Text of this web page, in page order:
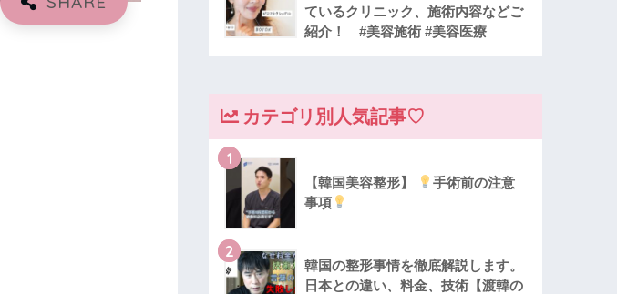
ているクリニック、施術内容などご
紹介！ #美容施術 #美容医療
カテゴリ別人気記事♡
1
【韓国美容整形】
手術前の注意
事項
2
韓国の整形事情を徹底解説します。
日本との違い、料金、技術【渡韓の